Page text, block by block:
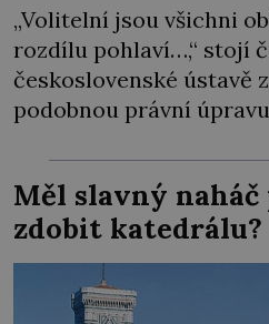
„Volitelní jsou všichni
rozdílu pohlaví…,“ stojí
československé ústavě
podobnou právní
bojují… Politikaření
výsadou mužů.
dějin čas od času
panovnice, ale daly […]
Měl slavný naháč
zdobit katedrálu?